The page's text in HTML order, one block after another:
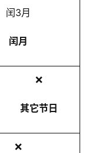
闰3月
闰月
❌
其它节日
❌